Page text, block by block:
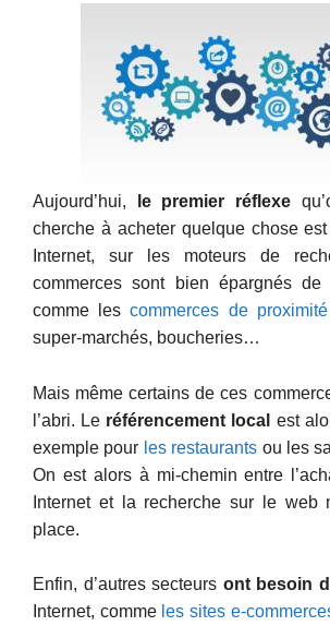
Aujourd’hui, le premier réflexe
cherche à acheter quelque chose
Internet, sur les moteurs de
commerces sont bien épargnés de
comme lescommerces de proximité
super-marchés, boucheries…
Mais même certains de ces
l’abri. Le référencement local est
exemple pour les restaurants ou les
On est alors à mi-chemin entre
Internet et la recherche sur le web
place.
Enfin, d’autres secteurs ont besoin
Internet, comme les sites e-